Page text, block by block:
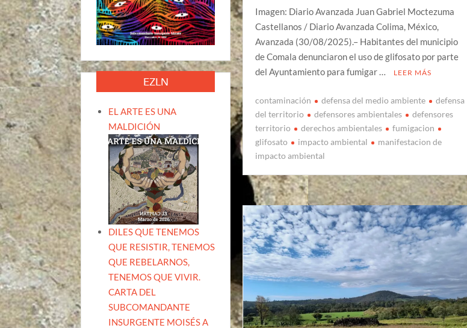
Imagen: Diario Avanzada Juan Gabriel Moctezuma
Castellanos / Diario Avanzada Colima, México,
Avanzada (30/08/2025).– Habitantes del municipio
de Comala denunciaron el uso de glifosato por parte
del Ayuntamiento para fumigar …
LEER MÁS
contaminación defensa del medio ambiente
defensa
del territorio
defensores ambientales
defensores
territorio
derechos ambientales
fumigacion
glifosato
impacto ambiental
manifestacion de
impacto ambiental
EZLN
EL ARTE ES UNA
MALDICIÓN
DILES QUE TENEMOS
QUE RESISTIR, TENEMOS
QUE REBELARNOS,
TENEMOS QUE VIVIR.
CARTA DEL
SUBCOMANDANTE
INSURGENTE MOISÉS A